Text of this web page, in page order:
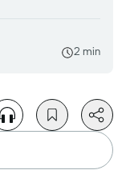
2 min